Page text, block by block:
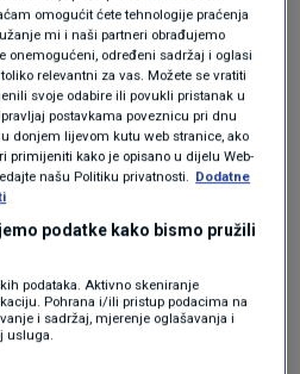
moćnici društvenih
"mračnog" i
kao i potencijanu
slobode govora, a u
za stjecanjem moći
omogućit ćete tehnologije praćenja
mi i naši partneri obrađujemo
onemogućeni, određeni sadržaj i oglasi
relevantni za vas. Možete se vratiti
svoje odabire ili povukli pristanak u
postavkama poveznicu pri dnu
donjem lijevom kutu web stranice, ako
primijeniti kako je opisano u dijelu Web-
našu Politiku privatnosti. Dodatne
podatke kako bismo pružili
podataka. Aktivno skeniranje
Pohrana i/ili pristup podacima na
i sadržaj, mjerenje oglašavanja i
usluga.